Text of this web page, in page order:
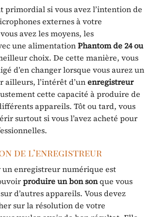
primordial si vous avez l’intention de
externes à votre
avez les moyens, les
une alimentationPhantom de 24 ou
choix. De cette manière, vous
d’en changer lorsque vous aurez un
ailleurs, l’intérêt d’unenregistreur
cette capacité à produire de
appareils. Tôt ou tard, vous
surtout si vous l’avez acheté pour
de l’enregistreur
un enregistreur numérique est
produire un bon sonque vous
d’autres appareils. Vous devez
sur la résolution de votre